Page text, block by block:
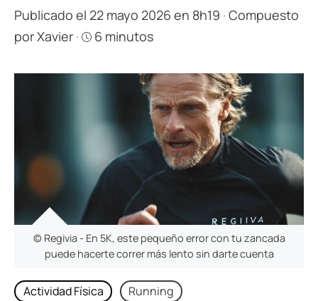
Publicado el 22 mayo 2026 en 8h19 · Compuesto
porXavier · 6 minutos
© Regivia - En 5K, este pequeño error con tu zancada
puede hacerte correr más lento sin darte cuenta
Actividad Física Running